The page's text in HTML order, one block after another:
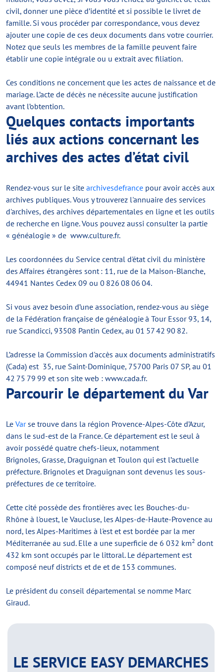
civil, donner une pièce d’identité et si possible le livret de
famille. Si vous procéder par correspondance, vous devez
ajouter une copie de ces deux documents dans votre courrier.
Notez que seuls les membres de la famille peuvent faire
établir une copie intégrale ou u extrait avec filiation.
Ces conditions ne concernent que les actes de naissance et de
mariage. L’acte de décès ne nécessite aucune justification
avant l’obtention.
Quelques contacts importants
liés aux actions concernant les
archives des actes d’état civil
Rendez-vous sur le site archivesdefrance pour avoir accès aux
archives publiques. Vous y trouverez l'annuaire des services
d'archives, des archives départementales en ligne et les outils
de recherche en ligne. Vous pouvez aussi consulter la partie
« généalogie » de www.culture.fr.
Les coordonnées du Service central d'état civil du ministère
des Affaires étrangères sont : 11, rue de la Maison-Blanche,
44941 Nantes Cedex 09 ou 0 826 08 06 04.
Si vous avez besoin d’une association, rendez-vous au siège
de la Fédération française de généalogie à Tour Essor 93, 14,
rue Scandicci, 93508 Pantin Cedex, au 01 57 42 90 82.
L’adresse la Commission d'accès aux documents administratifs
(Cada) est 35, rue Saint-Dominique, 75700 Paris 07 SP, au 01
42 75 79 99 et son site web : www.cada.fr.
Parcourir le département du Var
Le Varse trouve dans la région Provence-Alpes-Côte d’Azur,
dans le sud-est de la France. Ce département est le seul à
avoir possédé quatre chefs-lieux, notamment
Brignoles, Grasse, Draguignan et Toulon qui est l’actuelle
préfecture. Brignoles et Draguignan sont devenus les sous-
préfectures de ce territoire.
Cette cité possède des frontières avec les Bouches-du-
Rhône à l'ouest, le Vaucluse, les Alpes-de-Haute-Provence au
nord, les Alpes-Maritimes à l'est et est bordée par la mer
Méditerranée au sud. Elle a une superficie de 6 032 km2 dont
432 km sont occupés par le littoral. Le département est
composé neuf districts et de et de 153 communes.
Le président du conseil départemental se nomme Marc
Giraud.
LE SERVICE EASY DEMARCHES